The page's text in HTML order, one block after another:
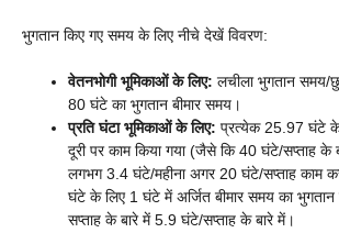
भुगतान किए गए समय के लिए नीचे देखें विवरण:
वेतनभोगी भूमिकाओं के लिए: लचीला भुगतान समय/
80 घंटे का भुगतान बीमार समय।
प्रति घंटा भूमिकाओं के लिए: प्रत्येक 25.97 घंटे
दूरी पर काम किया गया (जैसे कि 40 घंटे/सप्ताह के
लगभग 3.4 घंटे/महीना अगर 20 घंटे/सप्ताह काम
घंटे के लिए 1 घंटे में अर्जित बीमार समय का
सप्ताह के बारे में 5.9 घंटे/सप्ताह के बारे में।